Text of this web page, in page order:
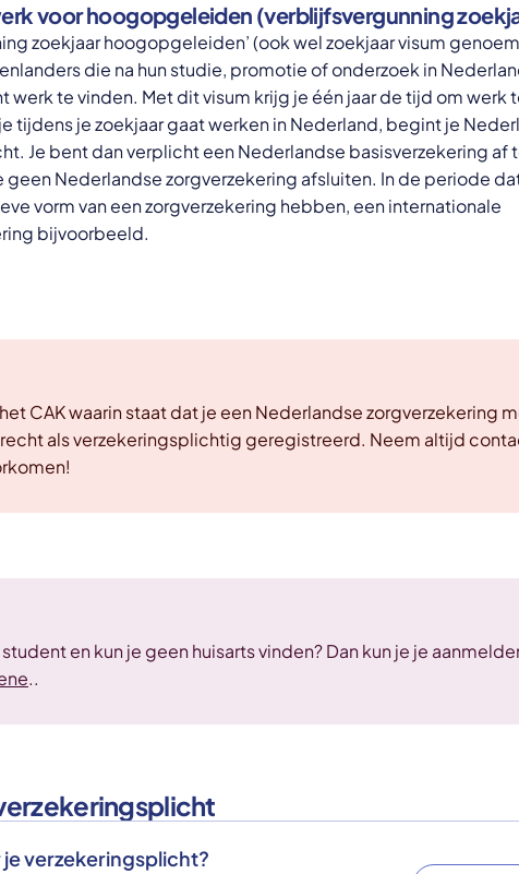
voor hoogopgeleiden (verblijfsvergunning
zoekjaar hoogopgeleiden’ (ook wel zoekjaar visum
die na hun studie, promotie of onderzoek in
werk te vinden. Met dit visum krijg je één jaar de tijd om werk
tijdens je zoekjaar gaat werken in Nederland, begint je
Je bent dan verplicht een Nederlandse basisverzekering af
geen Nederlandse zorgverzekering afsluiten. In de periode
vorm van een zorgverzekering hebben, een internationale
bijvoorbeeld.
CAK waarin staat dat je een Nederlandse zorgverzekering
als verzekeringsplichtig geregistreerd. Neem altijd
en kun je geen huisarts vinden? Dan kun je je
..
je verzekeringsplicht?